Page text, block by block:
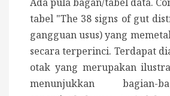
tabel "The 38 signs of gut
gangguan usus) yang
secara terperinci. Terdapat
otak yang merupakan
menunjukkan bagian-